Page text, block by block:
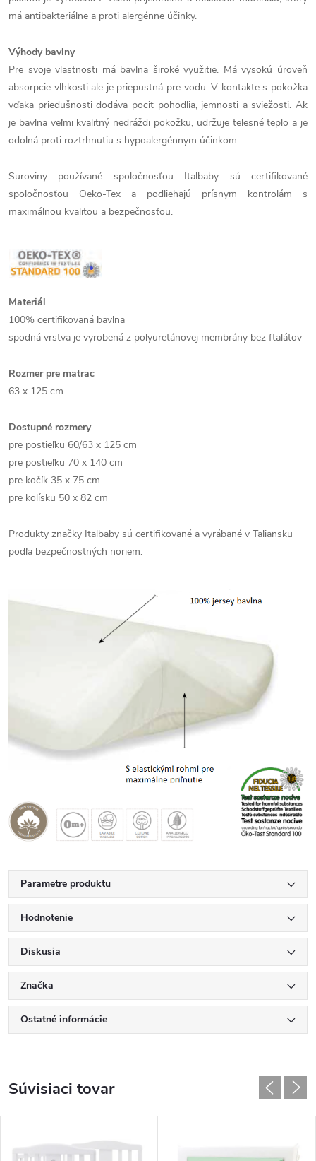
má antibakteriálne a proti alergénne účinky.
Výhody bavlny
Pre svoje vlastnosti má bavlna široké využitie. Má vysokú úroveň
absorpcie vlhkosti ale je priepustná pre vodu. V kontakte s pokožka
vďaka priedušnosti dodáva pocit pohodlia, jemnosti a sviežosti. Ak
je bavlna veľmi kvalitný nedráždi pokožku, udržuje telesné teplo a je
odolná proti roztrhnutiu s hypoalergénnym účinkom.
Suroviny používané spoločnosťou Italbaby sú certifikované
spoločnosťou Oeko-Tex a podliehajú prísnym kontrolám s
maximálnou kvalitou a bezpečnosťou.
Materiál
100% certifikovaná bavlna
spodná vrstva je vyrobená z polyuretánovej membrány bez ftalátov
Rozmer pre matrac
63 x 125 cm
Dostupné rozmery
pre postieľku 60/63 x 125 cm
pre postieľku 70 x 140 cm
pre kočík 35 x 75 cm
pre kolísku 50 x 82 cm
Produkty značky Italbaby sú certifikované a vyrábané v Taliansku
podľa bezpečnostných noriem.
Parametre produktu
Hodnotenie
Diskusia
Značka
Ostatné informácie
Súvisiaci tovar